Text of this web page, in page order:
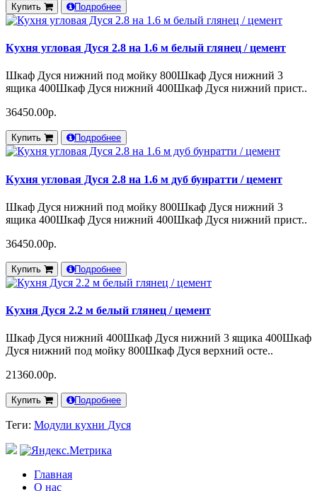
Купить Подробнее
Кухня угловая Дуся 2.8 на 1.6 м белый глянец / цемент
Шкаф Дуся нижний под мойку 800Шкаф Дуся нижний 3
ящика 400Шкаф Дуся нижний 400Шкаф Дуся нижний прист..
36450.00р.
Купить Подробнее
Кухня угловая Дуся 2.8 на 1.6 м дуб бунратти / цемент
Шкаф Дуся нижний под мойку 800Шкаф Дуся нижний 3
ящика 400Шкаф Дуся нижний 400Шкаф Дуся нижний прист..
36450.00р.
Купить Подробнее
Кухня Дуся 2.2 м белый глянец / цемент
Шкаф Дуся нижний 400Шкаф Дуся нижний 3 ящика 400Шкаф
Дуся нижний под мойку 800Шкаф Дуся верхний осте..
21360.00р.
Купить Подробнее
Теги: Модули кухни Дуся
Главная
О нас